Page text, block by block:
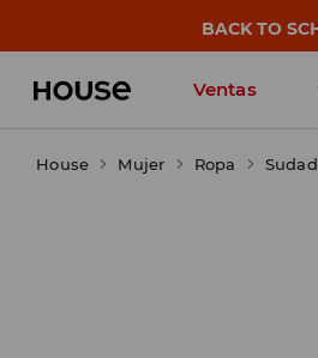
BACK TO
Ventas
House Mujer Ropa